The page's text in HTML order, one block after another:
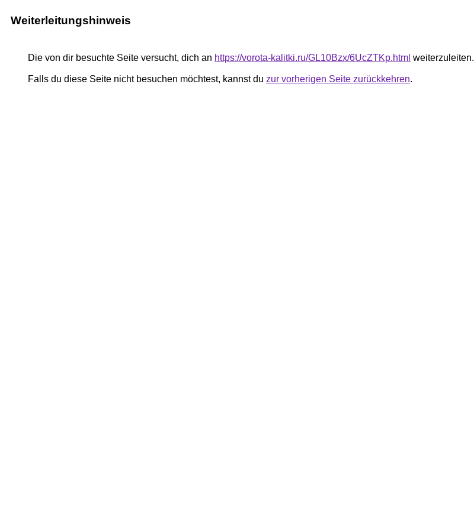
Weiterleitungshinweis
Die von dir besuchte Seite versucht, dich an https://vorota-kalitki.ru/GL10Bzx/6UcZTKp.html weiterzuleiten.
Falls du diese Seite nicht besuchen möchtest, kannst du zur vorherigen Seite zurückkehren.